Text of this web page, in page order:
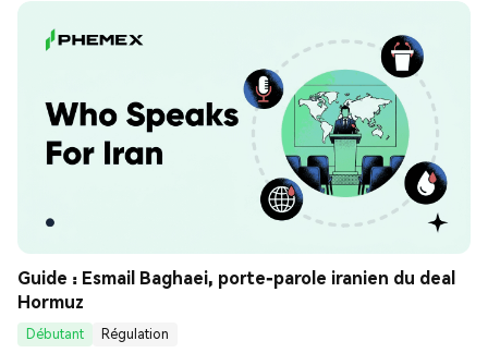
Guide : Esmail Baghaei, porte-parole iranien du deal
Hormuz
Débutant
Régulation